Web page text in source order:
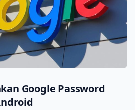
Google Password